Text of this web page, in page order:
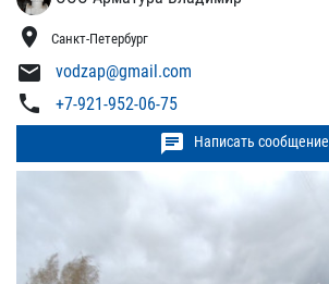
location_on Санкт-Петербург
mail vodzap@gmail.com
phone +7-921-952-06-75
chat Написать сообщение